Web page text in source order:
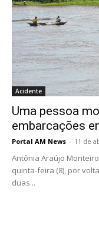
Acidente
Uma pessoa
embarcações
Portal AM News - 11 de
Antônia Araújo
quinta-feira (8), por
duas...